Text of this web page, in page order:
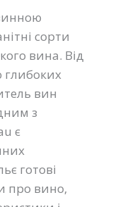
сорти
вина. Від
вин
з
є
готові
про вино,